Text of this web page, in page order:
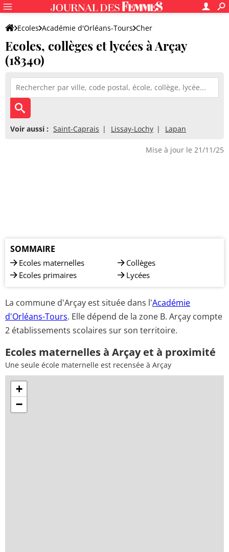
Ecoles Académie d'Orléans-Tours Cher
Ecoles, collèges et lycées à Arçay
(18340)
Voir aussi : Saint-Caprais Lissay-Lochy Lapan
Mise à jour le 21/11/25
SOMMAIRE
Ecoles maternelles
Ecoles primaires
Collèges
Lycées
La commune d'Arçay est située dans l'Académie
d'Orléans-Tours. Elle dépend de la zone B. Arçay compte
2 établissements scolaires sur son territoire.
Ecoles maternelles à Arçay et à proximité
Une seule école maternelle est recensée à Arçay
+
−